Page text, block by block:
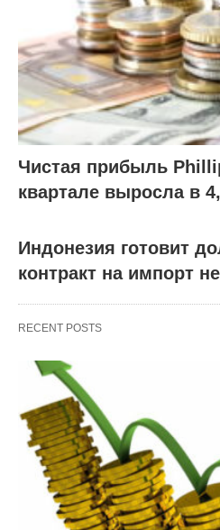
Чистая прибыль
квартале выросла в
Индонезия готовит
контракт на импорт
RECENT POSTS